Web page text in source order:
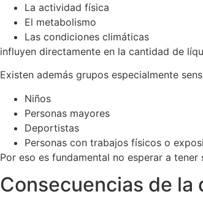
La actividad física
El metabolismo
Las condiciones climáticas
influyen directamente en la cantidad de
Existen además grupos especialmente
Niños
Personas mayores
Deportistas
Personas con trabajos físicos o
Por eso es fundamental no esperar a tener
Consecuencias de la